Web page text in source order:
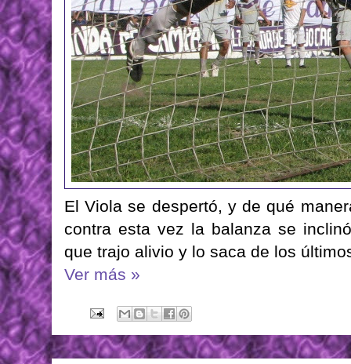
El Viola se despertó, y de qué
contra esta vez la balanza se
que trajo alivio y lo saca de los
Ver más »